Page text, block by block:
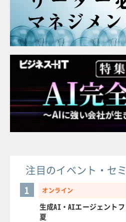
注目のイベント・セ
オンライン
1
生成AI・AIエージェント
夏